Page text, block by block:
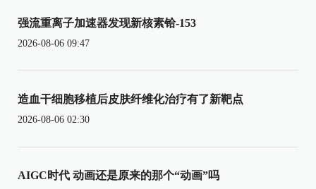
强流重离子加速器发现新核素铪-153
2026-08-06 09:47
造血干细胞移植后皮肤纤维化治疗有了新靶点
2026-08-06 02:30
AIGC时代 动画还是原来的那个“动画”吗